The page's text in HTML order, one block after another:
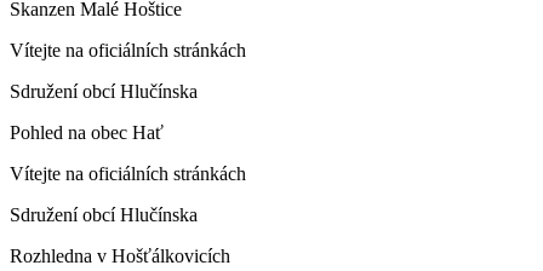
Skanzen Malé Hoštice
Vítejte na oficiálních stránkách
Sdružení obcí Hlučínska
Pohled na obec Hať
Vítejte na oficiálních stránkách
Sdružení obcí Hlučínska
Rozhledna v Hošťálkovicích